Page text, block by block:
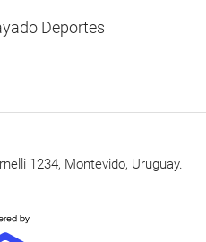
Deportes
1234, Montevido, Uruguay.